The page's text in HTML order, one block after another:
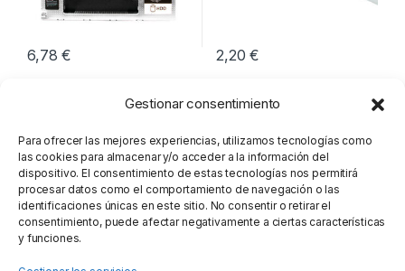
Gestionar consentimiento
Para ofrecer las mejores experiencias, utilizamos tecnologías como
las cookies para almacenar y/o acceder a la información del
dispositivo. El consentimiento de estas tecnologías nos permitirá
procesar datos como el comportamiento de navegación o las
identificaciones únicas en este sitio. No consentir o retirar el
consentimiento, puede afectar negativamente a ciertas características
y funciones.
6,78€ 2,20€